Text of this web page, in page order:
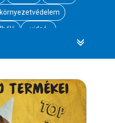
környezetvédelem
videó